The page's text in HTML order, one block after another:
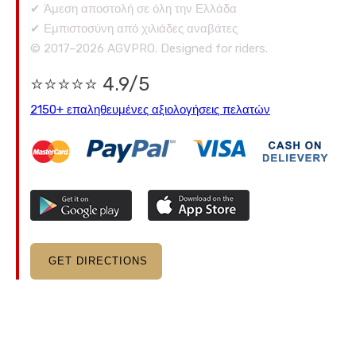
✔ Άμεση αποστολή σε όλη την Ελλάδα
✔ Εμπιστοσύνη από χιλιάδες αναβάτες
© 2017–2026 AGVPRO. Designed for riders.
⭐⭐⭐⭐⭐ 4.9/5
2150+ επαληθευμένες αξιολογήσεις πελατών
GET DIRECTIONS